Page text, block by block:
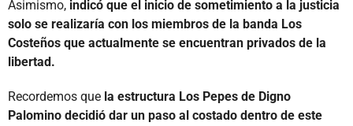
Asimismo, indicó que el inicio de sometimiento a la justicia
solo se realizaría con los miembros de la banda Los
Costeños que actualmente se encuentran privados de la
libertad.
Recordemos que la estructura Los Pepes de Digno
Palomino decidió dar un paso al costado dentro de este